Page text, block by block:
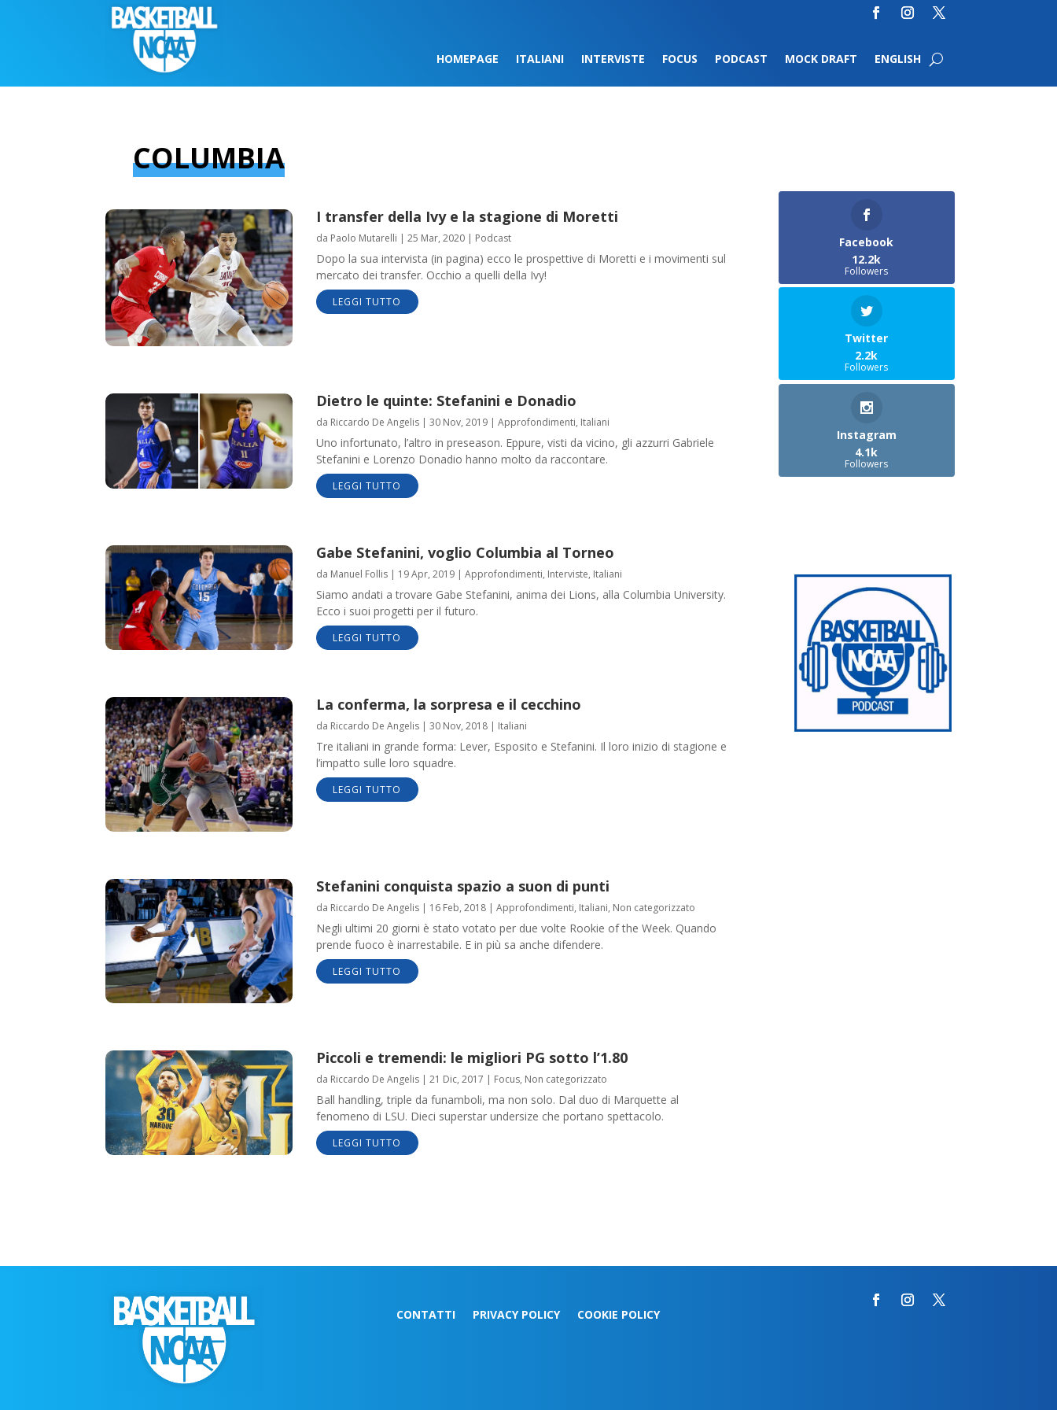
HOMEPAGE ITALIANI INTERVISTE FOCUS PODCAST MOCK DRAFT ENGLISH
COLUMBIA
I transfer della Ivy e la stagione di Moretti
da Paolo Mutarelli | 25 Mar, 2020| Podcast
Dopo la sua intervista (in pagina) ecco le prospettive di Moretti e i movimenti sul
mercato dei transfer. Occhio a quelli della Ivy!
LEGGI TUTTO
Dietro le quinte: Stefanini e Donadio
da Riccardo De Angelis| 30 Nov, 2019| Approfondimenti, Italiani
Uno infortunato, l’altro in preseason. Eppure, visti da vicino, gli azzurri Gabriele
Stefanini e Lorenzo Donadio hanno molto da raccontare.
LEGGI TUTTO
Gabe Stefanini, voglio Columbia al Torneo
da Manuel Follis| 19 Apr, 2019| Approfondimenti, Interviste, Italiani
Siamo andati a trovare Gabe Stefanini, anima dei Lions, alla Columbia University.
Ecco i suoi progetti per il futuro.
LEGGI TUTTO
La conferma, la sorpresa e il cecchino
da Riccardo De Angelis| 30 Nov, 2018| Italiani
Tre italiani in grande forma: Lever, Esposito e Stefanini. Il loro inizio di stagione e
l’impatto sulle loro squadre.
LEGGI TUTTO
Stefanini conquista spazio a suon di punti
da Riccardo De Angelis| 16 Feb, 2018| Approfondimenti, Italiani, Non categorizzato
Negli ultimi 20 giorni è stato votato per due volte Rookie of the Week. Quando
prende fuoco è inarrestabile. E in più sa anche difendere.
LEGGI TUTTO
Piccoli e tremendi: le migliori PG sotto l’1.80
da Riccardo De Angelis| 21 Dic, 2017 | Focus, Non categorizzato
Ball handling, triple da funamboli, ma non solo. Dal duo di Marquette al
fenomeno di LSU. Dieci superstar undersize che portano spettacolo.
LEGGI TUTTO
Facebook
12.2k
Followers
Twitter
2.2k
Followers
Instagram
4.1k
Followers
CONTATTI PRIVACY POLICY COOKIE POLICY